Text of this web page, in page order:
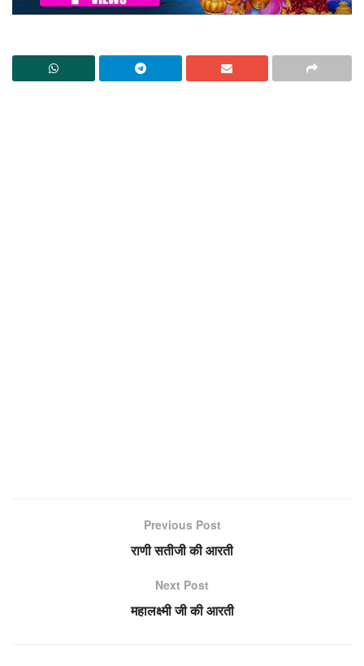
Previous Post
राणी ​​सतीजी की आरती
Next Post
महालक्ष्मी जी की आरती